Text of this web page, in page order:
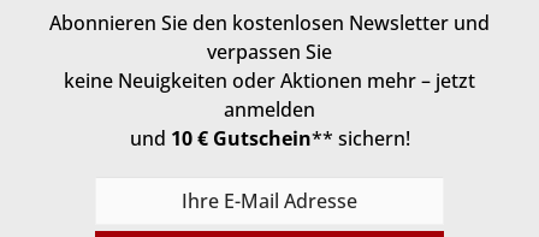
Abonnieren Sie den kostenlosen Newsletter und
verpassen Sie
keine Neuigkeiten oder Aktionen mehr – jetzt
anmelden
und 10 € Gutschein** sichern!